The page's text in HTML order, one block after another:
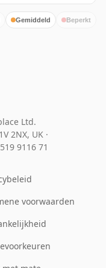
Gemiddeld Beperkt
Ltd.
2NX, UK ·
9116 71
voorwaarden